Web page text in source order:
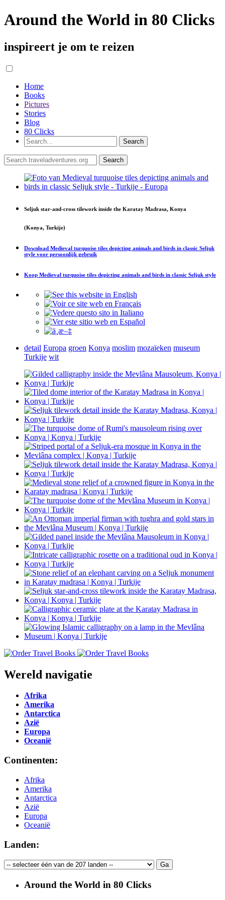
Around the World in 80 Clicks
inspireert je om te reizen
Home
Books
Pictures
Stories
Blog
80 Clicks
Seljuk star-and-cross tilework inside the Karatay Madrasa, Konya
(Konya, Turkije)
Download Medieval turquoise tiles depicting animals and birds in classic Seljuk
style voor persoonlijk gebruik
Koop Medieval turquoise tiles depicting animals and birds in classic Seljuk style
detail Europa groen Konya moslim mozaïeken museum
Turkije wit
Wereld navigatie
Afrika
Amerika
Antarctica
Azië
Europa
Oceanië
Continenten:
Afrika
Amerika
Antarctica
Azië
Europa
Oceanië
Landen:
Around the World in 80 Clicks